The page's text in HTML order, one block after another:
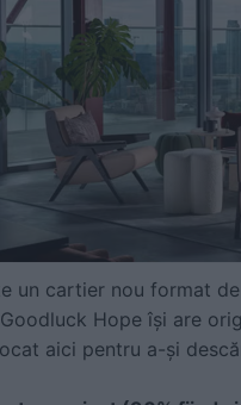
un cartier nou format
Hope își are
aici pentru a-și